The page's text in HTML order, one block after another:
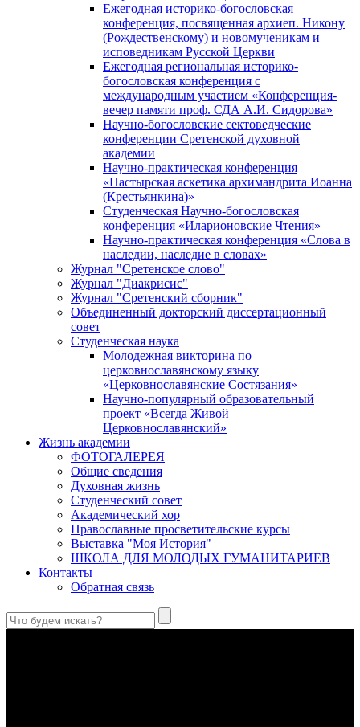
Ежегодная историко-богословская
конференция, посвященная архиеп. Никону
(Рождественскому) и новомученикам и
исповедникам Русской Церкви
Ежегодная региональная историко-
богословская конференция с
международным участием «Конференция-
вечер памяти проф. СДА А.И. Сидорова»
Научно-богословские сектоведческие
конференции Сретенской духовной
академии
Научно-практическая конференция
«Пастырская аскетика архимандрита Иоанна
(Крестьянкина)»
Студенческая Научно-богословская
конференция «Иларионовские Чтения»
Научно-практическая конференция «Cлова в
наследии, наследие в словах»
Журнал "Сретенское слово"
Журнал "Диакрисис"
Журнал "Сретенский сборник"
Объединенный докторский диссертационный
совет
Студенческая наука
Молодежная викторина по
церковнославянскому языку
«Церковнославянские Состязания»
Научно-популярный образовательный
проект «Всегда Живой
Церковнославянский»
Жизнь академии
ФОТОГАЛЕРЕЯ
Общие сведения
Духовная жизнь
Студенческий совет
Академический хор
Православные просветительские курсы
Выставка "Моя История"
ШКОЛА ДЛЯ МОЛОДЫХ ГУМАНИТАРИЕВ
Контакты
Обратная связь